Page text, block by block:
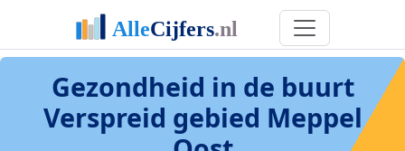
Gezondheid in de buurt
Verspreid gebied Meppel